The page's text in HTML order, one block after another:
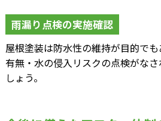
雨漏り点検の実施確認
屋根塗装は防水性の維持が目的で
有無・水の侵入リスクの点検がな
しょう。